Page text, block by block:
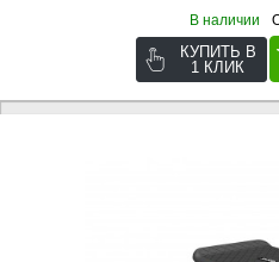
В наличии
КУПИТЬ В
1 КЛИК